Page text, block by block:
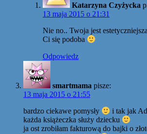
Katarzyna Czyżycka
13 maja 2015 o 21:31
Nie no.. Twoja jest estetyczniejsza
Ci się podoba
Odpowiedz
smartmama pisze:
13 maja 2015 o 21:55
bardzo ciekawe pomysły
i tak jak
każda książeczka służy dziecku
ja ost zrobiłam fakturową do bajki o